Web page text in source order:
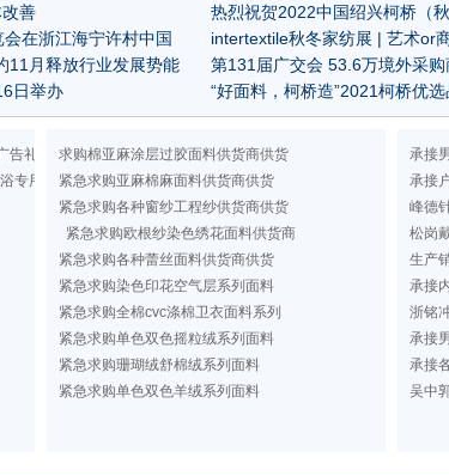
善
热烈祝贺2022中国绍兴柯桥（
国际会展中心隆重开幕！
在浙江海宁许村中国
intertextile秋冬家纺展 | 艺术or
11月释放行业发展势能
第131届广交会 53.6万境外采购
注册观展人数破历史纪录
日举办
“好面料，柯桥造”2021柯桥优
办
告礼品洗浴毛巾
专用纯色毛巾定做
求购棉亚麻涂层过胶面料供货商供货
紧急求购亚麻棉麻面料供货商供货
紧急求购各种窗纱工程纱供货商供货
紧急求购欧根纱染色绣花面料供货商
紧急求购各种蕾丝面料供货商供货
紧急求购染色印花空气层系列面料
紧急求购全棉cvc涤棉卫衣面料系列
紧急求购单色双色摇粒绒系列面料
紧急求购珊瑚绒舒棉绒系列面料
紧急求购单色双色羊绒系列面料
承接
承接
峰德
松岗
生产
承接
浙铭
承接
承接
吴中